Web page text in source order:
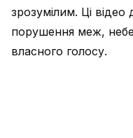
зрозумілим. Ці
порушення меж,
власного голосу.